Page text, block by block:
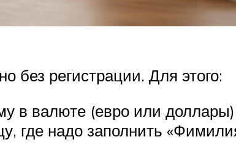
без регистрации. Для этого:
в валюте (евро или
где надо заполнить